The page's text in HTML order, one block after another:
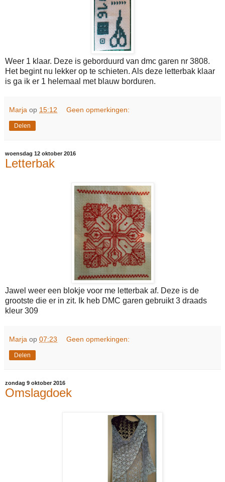
Weer 1 klaar. Deze is geborduurd van dmc garen nr 3808.
Het begint nu lekker op te schieten. Als deze letterbak klaar
is ga ik er 1 helemaal met blauw borduren.
Marja op 15:12 Geen opmerkingen:
Delen
woensdag 12 oktober 2016
Letterbak
Jawel weer een blokje voor me letterbak af. Deze is de
grootste die er in zit. Ik heb DMC garen gebruikt 3 draads
kleur 309
Marja op 07:23 Geen opmerkingen:
Delen
zondag 9 oktober 2016
Omslagdoek